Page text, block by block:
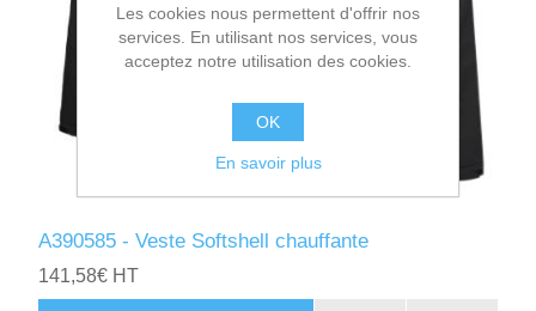
A390585 - Veste Softshell chauffante
141,58€ HT
Les cookies nous permettent d'offrir nos
services. En utilisant nos services, vous
acceptez notre utilisation des cookies.
OK
En savoir plus